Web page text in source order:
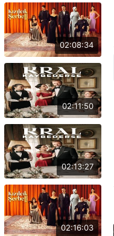
02:08:34
02:11:50
02:13:27
02:16:03